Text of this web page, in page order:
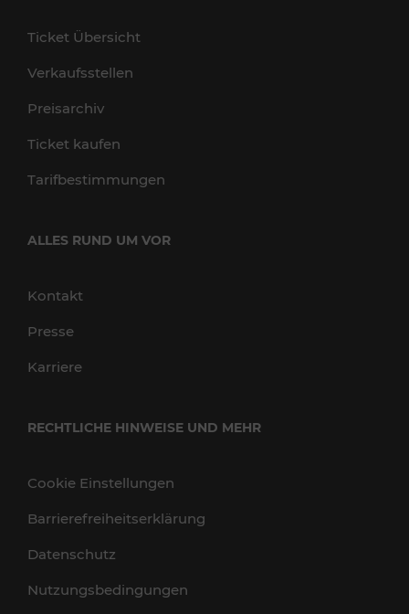
Ticket Übersicht
Verkaufsstellen
Preisarchiv
Ticket kaufen
Tarifbestimmungen
ALLES RUND UM VOR
Kontakt
Presse
Karriere
RECHTLICHE HINWEISE UND MEHR
Cookie Einstellungen
Barrierefreiheitserklärung
Datenschutz
Nutzungsbedingungen